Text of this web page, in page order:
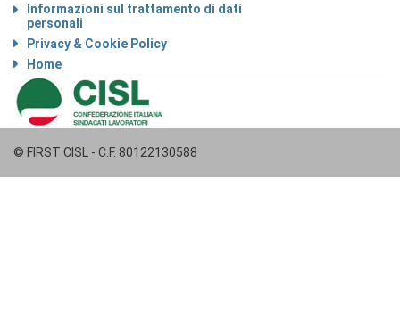
Informazioni sul trattamento di dati
personali
Privacy & Cookie Policy
Home
© FIRST CISL - C.F. 80122130588